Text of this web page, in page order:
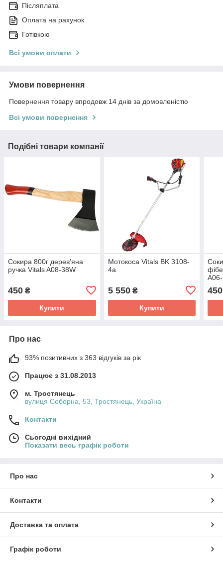
Післяплата
Оплата на рахунок
Готівкою
Всі умови оплати
Умови повернення
Повернення товару впродовж 14 днів за домовленістю
Всі умови повернення
Подібні товари компанії
Сокира 800г дерев'яна
ручка Vitals A08-38W
450 ₴
Купити
Мотокоса Vitals BK 3108-
4a
5 550₴
Купити
450
Про нас
93% позитивних з 363 відгуків за рік
Працює з 31.08.2013
м. Тростянець
вулиця Соборна, 53, Тростянець, Україна
Контакти
Сьогодні вихідний
Показати весь графік роботи
Про нас
Контакти
Доставка та оплата
Графік роботи